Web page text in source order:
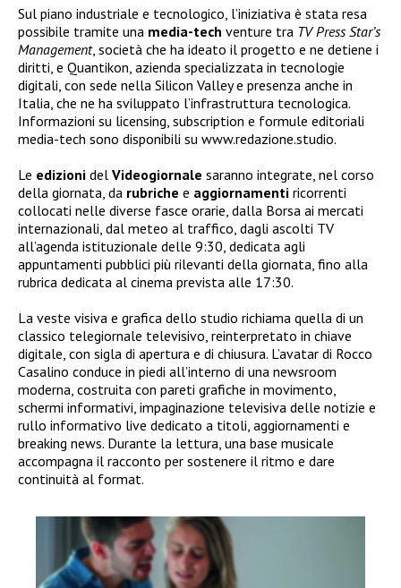
Sul piano industriale e tecnologico, l’iniziativa è stata resa
possibile tramite una media-tech venture tra TV Press Star’s
Management, società che ha ideato il progetto e ne detiene i
diritti, e Quantikon, azienda specializzata in tecnologie
digitali, con sede nella Silicon Valley e presenza anche in
Italia, che ne ha sviluppato l’infrastruttura tecnologica.
Informazioni su licensing, subscription e formule editoriali
media-tech sono disponibili su www.redazione.studio.
Le edizioni del Videogiornale saranno integrate, nel corso
della giornata, da rubriche e aggiornamenti ricorrenti
collocati nelle diverse fasce orarie, dalla Borsa ai mercati
internazionali, dal meteo al traffico, dagli ascolti TV
all’agenda istituzionale delle 9:30, dedicata agli
appuntamenti pubblici più rilevanti della giornata, fino alla
rubrica dedicata al cinema prevista alle 17:30.
La veste visiva e grafica dello studio richiama quella di un
classico telegiornale televisivo, reinterpretato in chiave
digitale, con sigla di apertura e di chiusura. L’avatar di Rocco
Casalino conduce in piedi all’interno di una newsroom
moderna, costruita con pareti grafiche in movimento,
schermi informativi, impaginazione televisiva delle notizie e
rullo informativo live dedicato a titoli, aggiornamenti e
breaking news. Durante la lettura, una base musicale
accompagna il racconto per sostenere il ritmo e dare
continuità al format.